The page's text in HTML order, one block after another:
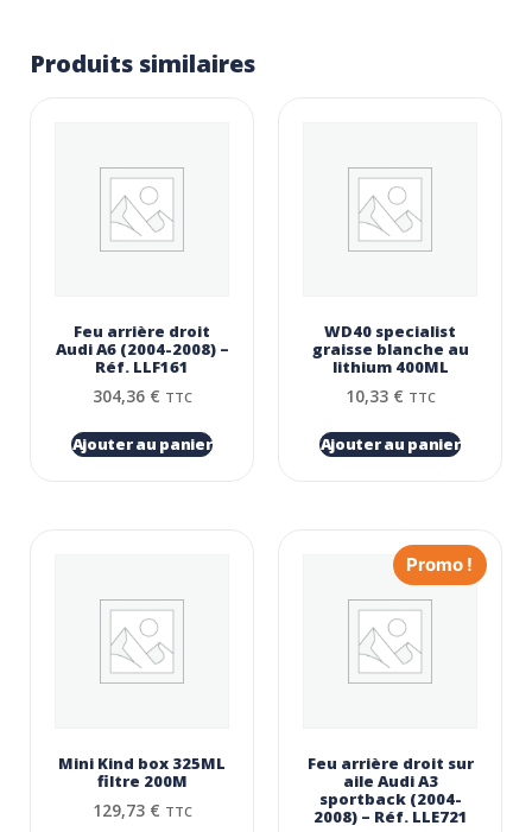
Produits similaires
Feu arrière droit
Audi A6 (2004-2008) –
Réf. LLF161
304,36 € TTC
Ajouter au panier
WD40 specialist
graisse blanche au
lithium 400ML
10,33 € TTC
Ajouter au panier
Mini Kind box 325ML
filtre 200Μ
129,73 € TTC
Promo !
Feu arrière droit sur
aile Audi A3
sportback (2004-
2008) – Réf. LLE721